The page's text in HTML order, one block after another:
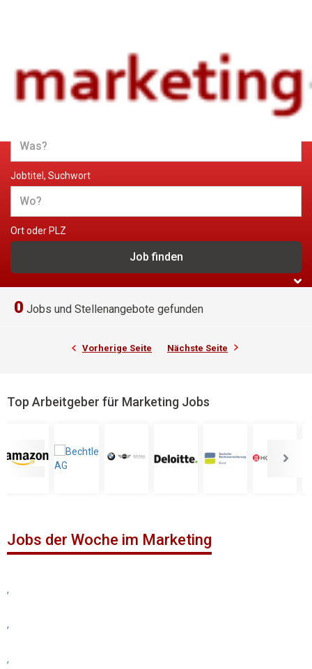
Jobs und Stellenangebote im
Marketing
Jobtitel, Suchwort
Ort oder PLZ
0 Jobs und Stellenangebote gefunden
Vorherige Seite Nächste Seite
Top Arbeitgeber für Marketing Jobs
Jobs der Woche im Marketing
,
,
,